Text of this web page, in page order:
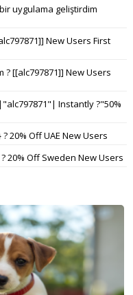
uygulama geliştirdim
New Users First
? [[alc797871]] New Users
Instantly ?"50%
20% Off UAE New Users
20% Off Sweden New Users